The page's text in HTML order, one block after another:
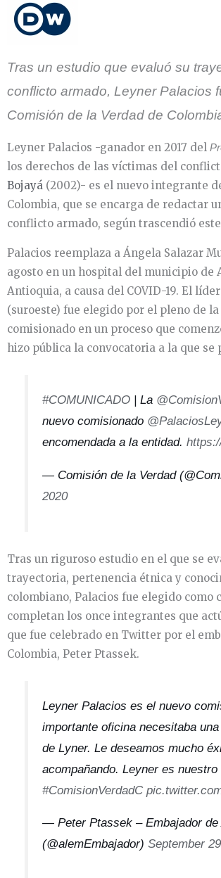
Tras un estudio que evaluó su
conflicto armado, Leyner Palacios
Comisión de la Verdad de
Leyner Palacios -ganador en 2017 del
los derechos de las víctimas del
Bojayá (2002)- es el nuevo integrante
Colombia, que se encarga de redactar
conflicto armado, según trascendió
Palacios reemplaza a Ángela Salazar
agosto en un hospital del municipio de
Antioquia, a causa del COVID-19. El
(suroeste) fue elegido por el pleno de
comisionado en un proceso que
hizo pública la convocatoria a la que se
#COMUNICADO| La
nuevo comisionado
encomendada a la entidad.
— Comisión de la Verdad
2020
Tras un riguroso estudio en el que se
trayectoria, pertenencia étnica y
colombiano, Palacios fue elegido como
completan los once integrantes que
que fue celebrado en Twitter por el
Colombia, Peter Ptassek.
Leyner Palacios es el nuevo
importante oficina necesitaba
de Lyner. Le deseamos mucho
acompañando. Leyner es
#ComisionVerdadC
— Peter Ptassek – Embajador de
(@alemEmbajador) September